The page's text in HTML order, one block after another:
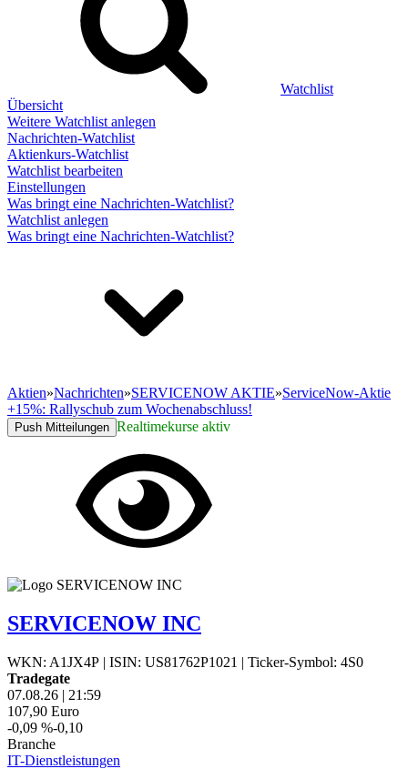
Watchlist
Übersicht
Weitere Watchlist anlegen
Nachrichten-Watchlist
Aktienkurs-Watchlist
Watchlist bearbeiten
Einstellungen
Was bringt eine Nachrichten-Watchlist?
Watchlist anlegen
Was bringt eine Nachrichten-Watchlist?
Aktien»Nachrichten»SERVICENOW AKTIE»ServiceNow-Aktie
+15%: Rallyschub zum Wochenabschluss!
Push Mitteilungen Realtimekurse aktiv
SERVICENOW INC
WKN: A1JX4P | ISIN: US81762P1021 | Ticker-Symbol: 4S0
Tradegate
07.08.26 | 21:59
107,90 Euro
-0,09 %-0,10
Branche
IT-Dienstleistungen